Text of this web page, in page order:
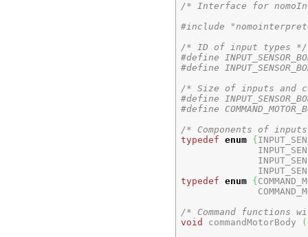
/* Interface for
#include
/* ID of input types */
#define
#define
/* Size of inputs and
#define
#define
/* Components of inputs
typedef enum {
typedef enum {
/* Command functions
void
commandMotorBody (